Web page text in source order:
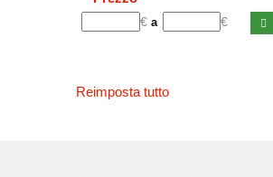
€ a €
Reimposta tutto